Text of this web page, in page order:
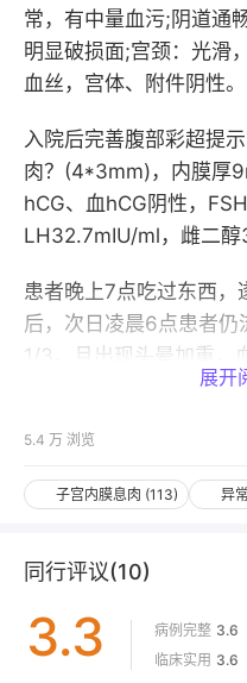
常，有中量血污;阴道通
明显破损面;宫颈：光滑
血丝，宫体、附件阴性。
入院后完善腹部彩超提
肉？(4*3mm)，内膜厚
hCG、血hCG阴性，
LH32.7mIU/ml，雌二醇
患者晚上7点吃过东西，
后，次日凌晨6点患者仍
1/3，且出现头晕加重，
心率101次/分。拟急诊
见3.5cm不规则裂伤，9
厚，后壁可见息肉样赘
仅专业人
展开
5.4 万 浏览
子宫内膜息肉 (113) 异
同行评议(10)
3.3 病例完整 3.6
临床实用 3.6